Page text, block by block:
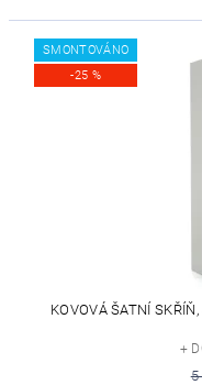
SMONTOVÁNO
-25 %
KOVOVÁ ŠATNÍ
+
5